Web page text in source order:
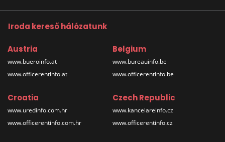
Iroda kereső hálózatunk
Austria
www.bueroinfo.at
www.officerentinfo.at
Belgium
www.bureauinfo.be
www.officerentinfo.be
Croatia
www.uredinfo.com.hr
www.officerentinfo.com.hr
Czech Republic
www.kancelareinfo.cz
www.officerentinfo.cz